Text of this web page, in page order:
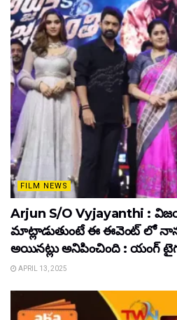
FILM NEWS
Arjun S/O Vyjayanthi :
మాట్లాడుతుంటే ఈ ఈవెంట్ లో
అయినట్లు అనిపించింది : యంగ్
APRIL 13, 2025